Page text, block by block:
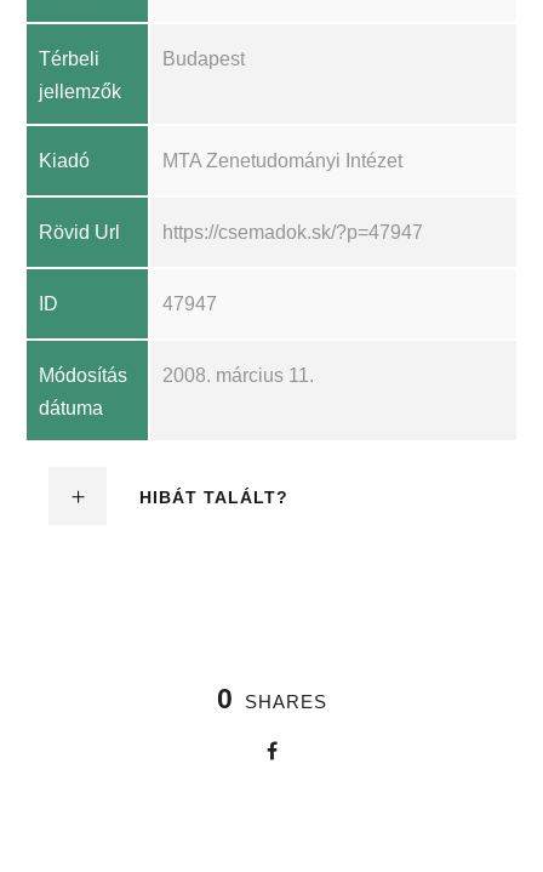
Térbeli
jellemzők
Budapest
Kiadó MTA Zenetudományi Intézet
Rövid Url https://csemadok.sk/?p=47947
ID 47947
Módosítás
dátuma
2008. március 11.
HIBÁT TALÁLT?
0 SHARES